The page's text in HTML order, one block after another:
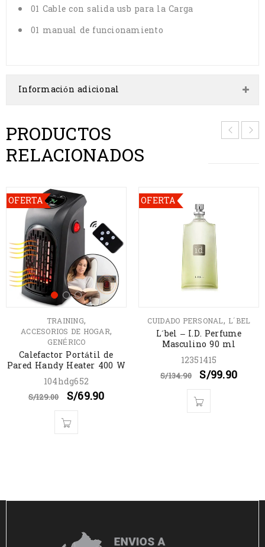
01 Cable con salida usb para la Carga
01 manual de funcionamiento
Información adicional
PRODUCTOS
RELACIONADOS
OFERTA
TRAINING,
ACCESORIOS DE HOGAR,
GENÉRICO
Calefactor Portátil de
Pared Handy Heater 400 W
104hdg652
S/129.00 S/69.90
OFERTA
CUIDADO PERSONAL, L´BEL
L´bel – I.D. Perfume
Masculino 90 ml
12351415
S/134.90 S/99.90